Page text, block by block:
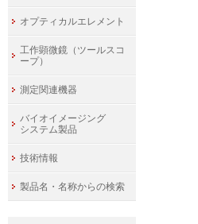
オプティカルエレメント
工作顕微鏡（ツールスコ
ープ）
測定関連機器
バイオイメージング
システム製品
技術情報
製品名・名称からの検索